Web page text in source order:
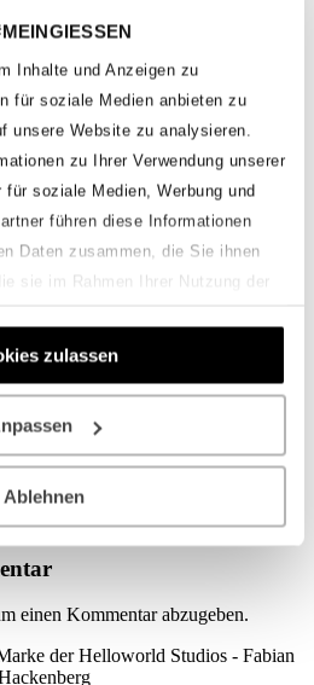
Inhalte und Anzeigen zu
für soziale Medien anbieten zu
unsere Website zu analysieren.
zu Ihrer Verwendung unserer
soziale Medien, Werbung und
führen diese Informationen
Daten zusammen, die Sie ihnen
sie im Rahmen Ihrer Nutzung der
zulassen
Ablehnen
Abstimmung
am28. Juli 2024.
einen Kommentar abzugeben.
der Helloworld Studios - Fabian